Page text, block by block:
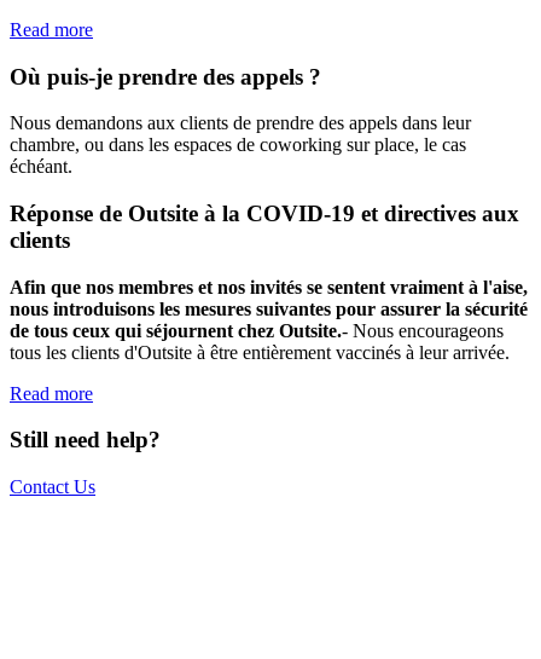
Read more
Où puis-je prendre des appels ?
Nous demandons aux clients de prendre des appels dans leur
chambre, ou dans les espaces de coworking sur place, le cas
échéant.
Réponse de Outsite à la COVID-19 et directives aux
clients
Afin que nos membres et nos invités se sentent vraiment à l'aise,
nous introduisons les mesures suivantes pour assurer la sécurité
de tous ceux qui séjournent chez Outsite.- Nous encourageons
tous les clients d'Outsite à être entièrement vaccinés à leur arrivée.
Read more
Still need help?
Contact Us